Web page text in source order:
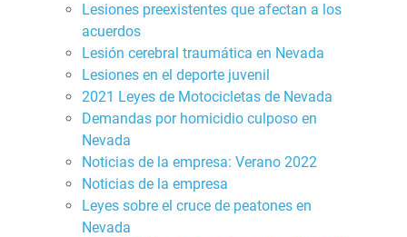
Lesiones preexistentes que afectan a los
acuerdos
Lesión cerebral traumática en Nevada
Lesiones en el deporte juvenil
2021 Leyes de Motocicletas de Nevada
Demandas por homicidio culposo en
Nevada
Noticias de la empresa: Verano 2022
Noticias de la empresa
Leyes sobre el cruce de peatones en
Nevada